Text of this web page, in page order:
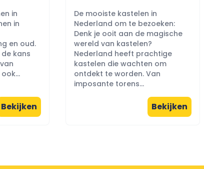
in
in
en oud.
kans
Bekijken
De mooiste kastelen in
Nederland om te bezoeken:
Denk je ooit aan de magische
wereld van kastelen?
Nederland heeft prachtige
kastelen die wachten om
ontdekt te worden. Van
imposante torens...
Bekijken